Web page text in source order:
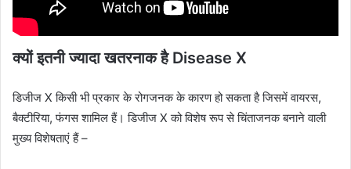
क्यों इतनी ज्यादा खतरनाक है Disease X
डिजीज X किसी भी प्रकार के रोगजनक के कारण हो सकता है जिसमें वायरस,
बैक्टीरिया, फंगस शामिल हैं। डिजीज X को विशेष रूप से चिंताजनक बनाने वाली
मुख्य विशेषताएं हैं –